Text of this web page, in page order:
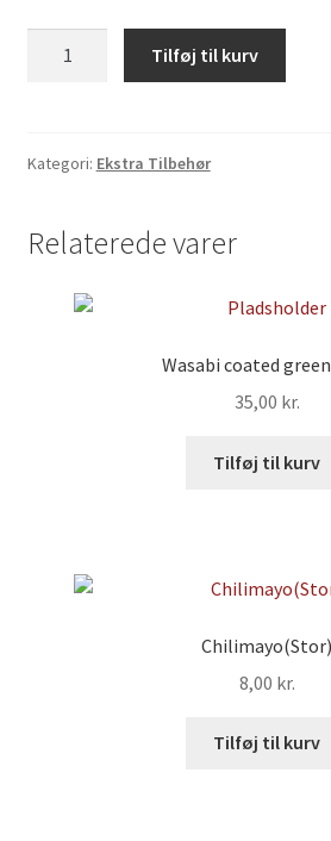
Tilføj til kurv
Kategori: Ekstra Tilbehør
Relaterede varer
Wasabi coated
35,00 kr.
Tilføj til kurv
Chilimayo(Stor)
8,00 kr.
Tilføj til kurv